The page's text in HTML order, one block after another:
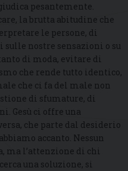
pesantemente.
la brutta abitudine che
le persone, di
sulle nostre sensazioni o su
di moda, evitare di
che rende tutto identico,
che ci fa del male non
di sfumature, di
Gesù ci offre una
che parte dal desiderio
accanto. Nessun
ma l’attenzione di chi
una soluzione, si